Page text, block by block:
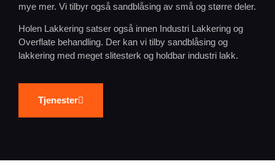
mye mer. Vi tilbyr også sandblåsing av små og større deler.
Holen Lakkering satser også innen Industri Lakkering og
Overflate behandling. Der kan vi tilby sandblåsing og
lakkering med meget slitesterk og holdbar industri lakk.
Tjenester